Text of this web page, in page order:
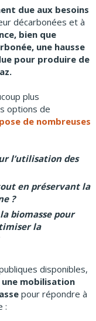
due aux besoins
décarbonées et à
bien que
une hausse
pour produire de
plus
options de
de nombreuses
l’utilisation des
en préservant la
?
biomasse pour
la
disponibles,
une mobilisation
pour répondre à
: